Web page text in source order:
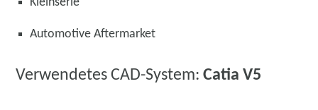
Automotive Aftermarket
Verwendetes CAD-System:Catia V5